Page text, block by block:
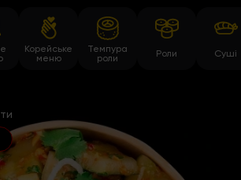
Корейське
меню
Темпура
роли
Роли Суші